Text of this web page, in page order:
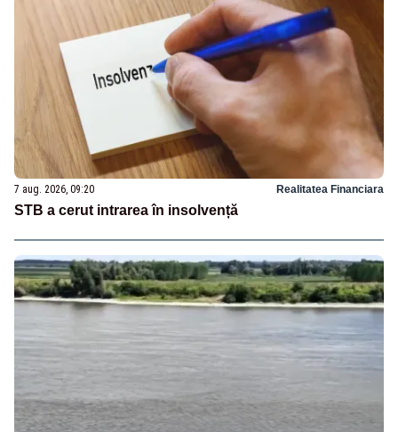
7 aug. 2026, 09:20 Realitatea Financiara
STB a cerut intrarea în insolvență